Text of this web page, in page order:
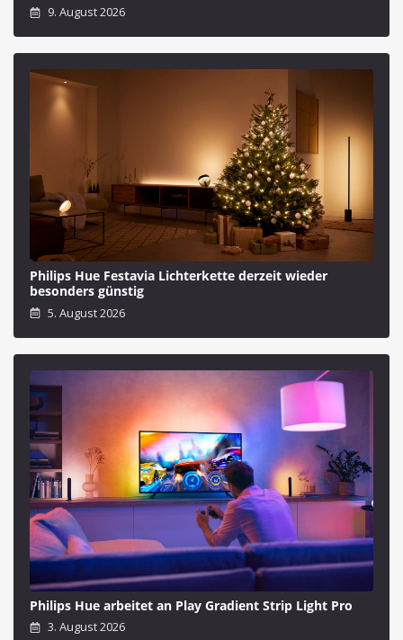
9. August 2026
Philips Hue Festavia Lichterkette derzeit wieder
besonders günstig
5. August 2026
Philips Hue arbeitet an Play Gradient Strip Light Pro
3. August 2026